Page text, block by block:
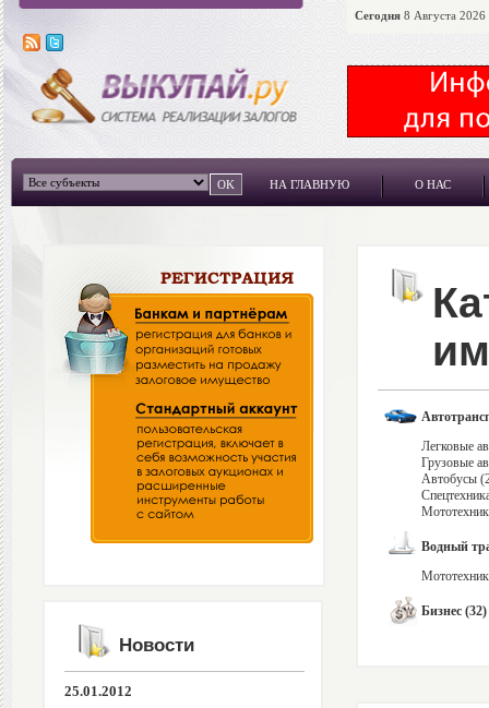
Сегодня8 Августа 2026
НА ГЛАВНУЮ О НАС
Новости
25.01.2012
Легковые
Грузовые
Автобусы
Водный
Бизнес (32)